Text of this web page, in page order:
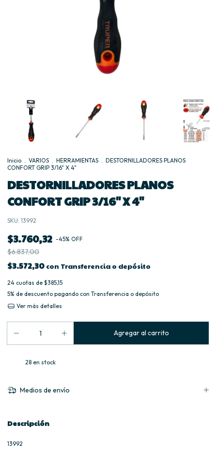
Inicio . VARIOS . HERRAMIENTAS . DESTORNILLADORES PLANOS
CONFORT GRIP 3/16" X 4"
DESTORNILLADORES PLANOS
CONFORT GRIP 3/16" X 4"
SKU: 13992
$3.760,32 -45% OFF
$6.837,00
$3.572,30 con Transferencia o depósito
24 cuotas de $385,15
5% de descuento pagando con Transferencia o depósito
Ver más detalles
28 en stock
Medios de envío
Descripción
13992